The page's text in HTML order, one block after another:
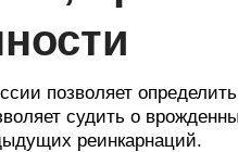
позволяет
судить о
реинкарнаций.